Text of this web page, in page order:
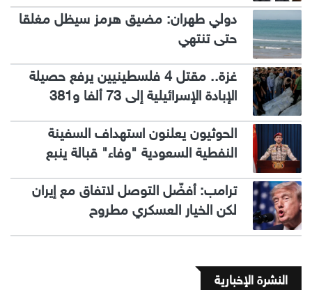
دولي طهران: مضيق هرمز سيظل مغلقا
حتى تنتهي
غزة.. مقتل 4 فلسطينيين يرفع حصيلة
الإبادة الإسرائيلية إلى 73 ألفا و381
الحوثيون يعلنون استهداف السفينة
النفطية السعودية "وفاء" قبالة ينبع
ترامب: أفضّل التوصل لاتفاق مع إيران
لكن الخيار العسكري مطروح
النشرة الإخبارية